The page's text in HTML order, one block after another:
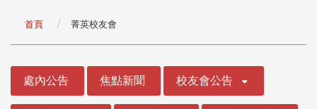
首頁 菁英校友會
處內公告 焦點新聞 校友會公告